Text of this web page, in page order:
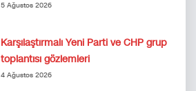
5 Ağustos 2026
Karşılaştırmalı Yeni Parti ve CHP grup
toplantısı gözlemleri
4 Ağustos 2026